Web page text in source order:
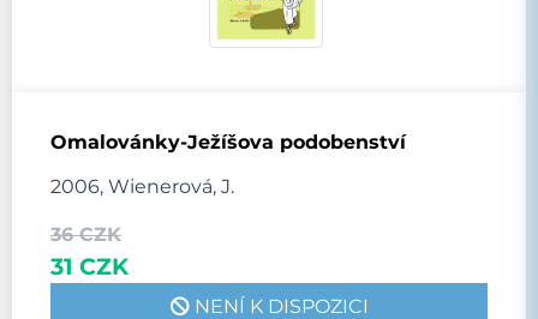
Omalovánky-Ježíšova podobenství
2006, Wienerová, J.
36 CZK
31 CZK
NENÍ K DISPOZICI